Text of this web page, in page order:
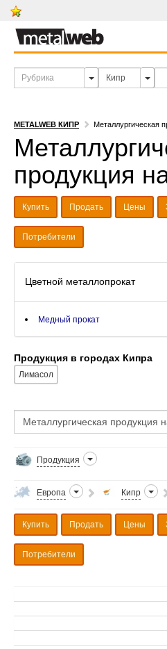
METALWEB КИПР Металлургическая
продукция
Купить Продать Цены
Потребители
Цветной металлопрокат
Медный прокат
Продукция в городах Кипра
Лимасол
Продукция
Европа Кипр
Купить Продать Цены
Потребители